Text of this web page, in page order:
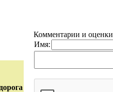
Комментарии и оценки
Имя: